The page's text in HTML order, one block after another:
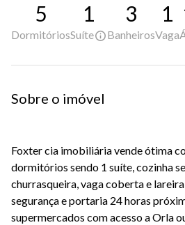
5
Dormitórios
1
Suíte
3
Banheiros
1
Vaga
Sobre o imóvel
Foxter cia imobiliária vende ótima
dormitórios sendo 1 suíte, cozinha
churrasqueira, vaga coberta e
segurança e portaria 24 horas
supermercados com acesso a Orla